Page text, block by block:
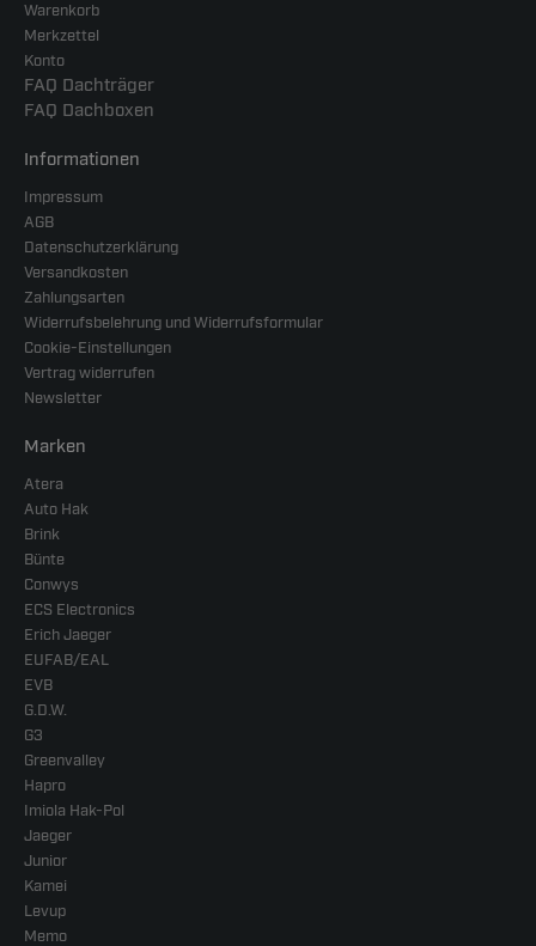
Warenkorb
Merkzettel
Konto
FAQ Dachträger
FAQ Dachboxen
Informationen
Impressum
AGB
Datenschutzerklärung
Versandkosten
Zahlungsarten
Widerrufsbelehrung und Widerrufsformular
Cookie-Einstellungen
Vertrag widerrufen
Newsletter
Marken
Atera
Auto Hak
Brink
Bünte
Conwys
ECS Electronics
Erich Jaeger
EUFAB/EAL
EVB
G.D.W.
G3
Greenvalley
Hapro
Imiola Hak-Pol
Jaeger
Junior
Kamei
Levup
Memo